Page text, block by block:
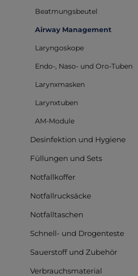
Beatmungsbeutel
Airway Management
Laryngoskope
Endo-, Naso- und Oro-Tuben
Larynxmasken
Larynxtuben
AM-Module
Desinfektion und Hygiene
Füllungen und Sets
Notfallkoffer
Notfallrucksäcke
Notfalltaschen
Schnell- und Drogenteste
Sauerstoff und Zubehör
Verbrauchsmaterial